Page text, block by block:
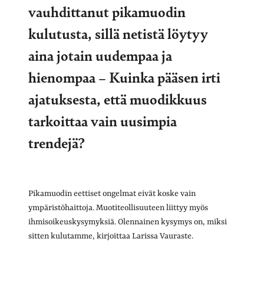
vauhdittanut pikamuodin
kulutusta, sillä netistä löytyy
aina jotain uudempaa ja
hienompaa – Kuinka pääsen irti
ajatuksesta, että muodikkuus
tarkoittaa vain uusimpia
trendejä?
Pikamuodin eettiset ongelmat eivät koske vain
ympäristöhaittoja. Muotiteollisuuteen liittyy myös
ihmisoikeuskysymyksiä. Olennainen kysymys on, miksi
sitten kulutamme, kirjoittaa Larissa Vauraste.